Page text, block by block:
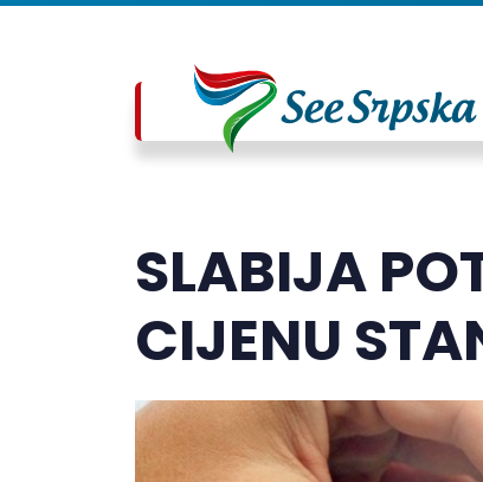
SLABIJA
CIJENU